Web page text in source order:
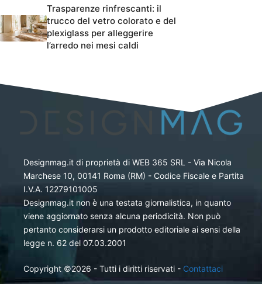
Trasparenze rinfrescanti: il
trucco del vetro colorato e del
plexiglass per alleggerire
l’arredo nei mesi caldi
Designmag.it di proprietà di WEB 365 SRL - Via Nicola
Marchese 10, 00141 Roma (RM) - Codice Fiscale e Partita
I.V.A. 12279101005
Designmag.it non è una testata giornalistica, in quanto
viene aggiornato senza alcuna periodicità. Non può
pertanto considerarsi un prodotto editoriale ai sensi della
legge n. 62 del 07.03.2001
Copyright ©2026 - Tutti i diritti riservati - Contattaci